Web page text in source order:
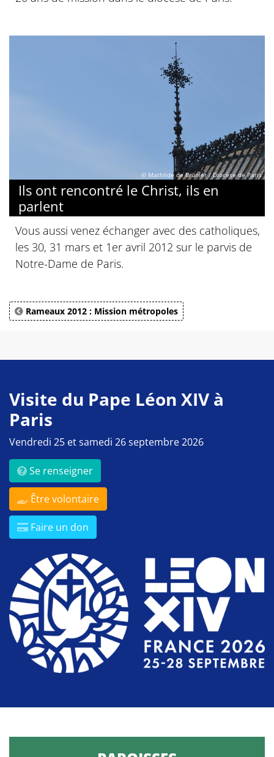
© Mathilde de Brunier / Diocèse de Paris
Ils ont rencontré le Christ, ils en
parlent
Vous aussi venez échanger avec des catholiques,
les 30, 31 mars et 1er avril 2012 sur le parvis de
Notre-Dame de Paris.
Rameaux 2012 : Mission métropoles
Visite du Pape Léon XIV à
Paris
Vendredi 25 et samedi 26 septembre 2026
Se renseigner
Être volontaire
Faire un don